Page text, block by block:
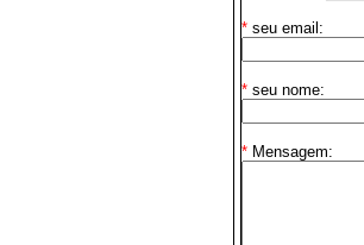
*seu email:
*seu nome:
*Mensagem: